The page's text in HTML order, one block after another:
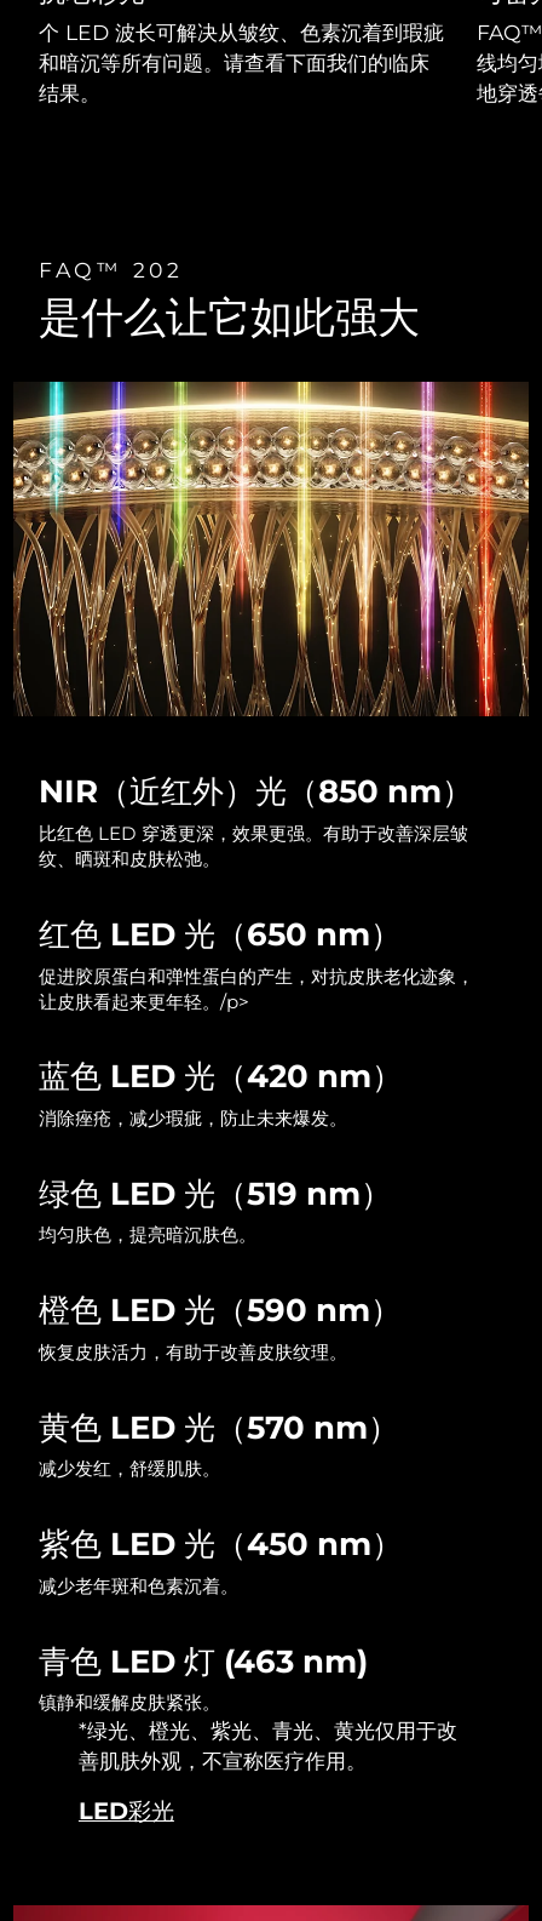
个 LED 波长可解决从皱纹、色素沉着到瑕疵
和暗沉等所有问题。请查看下面我们的临床
结果。
FAQ™
线均
地穿
FAQ™ 202
是什么让它如此强大
NIR（近红外）光（850 nm）
比红色 LED 穿透更深，效果更强。有助于改善深层皱
纹、晒斑和皮肤松弛。
红色 LED 光（650 nm）
促进胶原蛋白和弹性蛋白的产生，对抗皮肤老化迹象，
让皮肤看起来更年轻。/p>
蓝色 LED 光（420 nm）
消除痤疮，减少瑕疵，防止未来爆发。
绿色 LED 光（519 nm）
均匀肤色，提亮暗沉肤色。
橙色 LED 光（590 nm）
恢复皮肤活力，有助于改善皮肤纹理。
黄色 LED 光（570 nm）
减少发红，舒缓肌肤。
紫色 LED 光（450 nm）
减少老年斑和色素沉着。
青色 LED 灯 (463 nm)
镇静和缓解皮肤紧张。
*绿光、橙光、紫光、青光、黄光仅用于改
善肌肤外观，不宣称医疗作用。
LED彩光
Acne treatment device
All acne treatment devices
Rejuvenating eye massager
All revitalizing eye massagers
KIWI™ derma
Diamond microdermabrasion .
KIWI™ 皮肤护理
Advanced pore care essentials
LUNA™ 4 hair
2-in-1 LED scalp massager
Serum
For healthy hair
NEW
issa™ Teeth Whitening Gel
18% PAP
护肤品 男士
全部购买
FOREO APP
关于我们
匈牙利 8/10/26
冰岛 预计送达日期 8/11/26
以色列 预计送达日期
日本 预计送达日期8/13/26
泽西岛 预计送达日期8/15/26
哈萨克斯坦 预计送达日期8/12/26
科威特 预计送达日期8/10/26
拉脱维亚 预计送达日期8/10/26
黎巴嫩 预计送达日期8/11/26
卢森堡 预计送达日期 8/10/26
中国澳门特别行政区
马来西亚 预计送达日期
马耳他 预计送达日期8/10/26
摩纳哥 预计送达日期
新西兰 预计送达日期
阿曼 预计送达日期
波兰 预计送达日期
波多黎各 预计送达日期
留尼汪 预计送达日期
罗马尼亚 预计送达日期 8/10/26
俄罗斯 预计送达日期